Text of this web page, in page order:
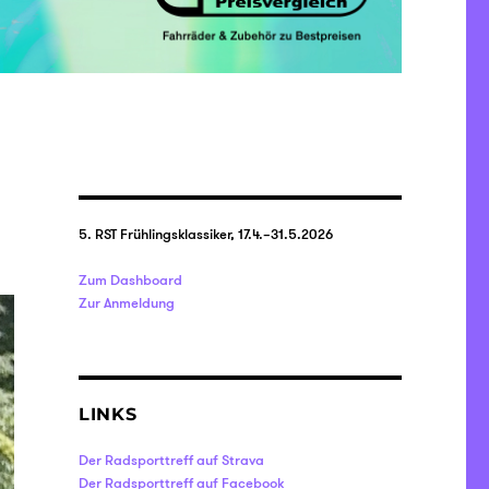
5. RST Frühlingsklassiker, 17.4.–31.5.2026
Zum Dashboard
Zur Anmeldung
LINKS
Der Radsporttreff auf Strava
Der Radsporttreff auf Facebook